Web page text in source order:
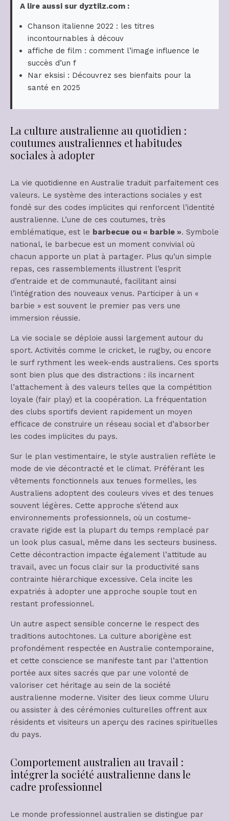
A lire aussi sur dyztilz.com :
Chanson italienne 2022 : les titres
incontournables à découv
affiche de film : comment l’image influence le
succès d’un f
Nar eksisi : Découvrez ses bienfaits pour la
santé en 2025
La culture australienne au quotidien :
coutumes australiennes et habitudes
sociales à adopter
La vie quotidienne en Australie traduit parfaitement ces
valeurs. Le système des interactions sociales y est
fondé sur des codes implicites qui renforcent l’identité
australienne. L’une de ces coutumes, très
emblématique, est le barbecue ou « barbie ». Symbole
national, le barbecue est un moment convivial où
chacun apporte un plat à partager. Plus qu’un simple
repas, ces rassemblements illustrent l’esprit
d’entraide et de communauté, facilitant ainsi
l’intégration des nouveaux venus. Participer à un «
barbie » est souvent le premier pas vers une
immersion réussie.
La vie sociale se déploie aussi largement autour du
sport. Activités comme le cricket, le rugby, ou encore
le surf rythment les week-ends australiens. Ces sports
sont bien plus que des distractions : ils incarnent
l’attachement à des valeurs telles que la compétition
loyale (fair play) et la coopération. La fréquentation
des clubs sportifs devient rapidement un moyen
efficace de construire un réseau social et d’absorber
les codes implicites du pays.
Sur le plan vestimentaire, le style australien reflète le
mode de vie décontracté et le climat. Préférant les
vêtements fonctionnels aux tenues formelles, les
Australiens adoptent des couleurs vives et des tenues
souvent légères. Cette approche s’étend aux
environnements professionnels, où un costume-
cravate rigide est la plupart du temps remplacé par
un look plus casual, même dans les secteurs business.
Cette décontraction impacte également l’attitude au
travail, avec un focus clair sur la productivité sans
contrainte hiérarchique excessive. Cela incite les
expatriés à adopter une approche souple tout en
restant professionnel.
Un autre aspect sensible concerne le respect des
traditions autochtones. La culture aborigène est
profondément respectée en Australie contemporaine,
et cette conscience se manifeste tant par l’attention
portée aux sites sacrés que par une volonté de
valoriser cet héritage au sein de la société
australienne moderne. Visiter des lieux comme Uluru
ou assister à des cérémonies culturelles offrent aux
résidents et visiteurs un aperçu des racines spirituelles
du pays.
Comportement australien au travail :
intégrer la société australienne dans le
cadre professionnel
Le monde professionnel australien se distingue par